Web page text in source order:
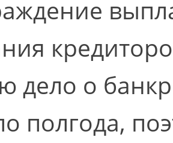
дело о
полгода,